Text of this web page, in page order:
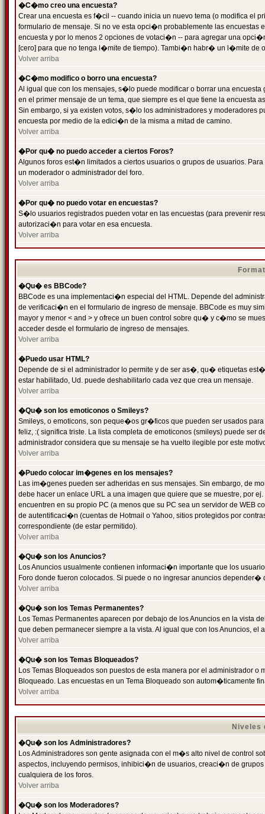
�C�mo creo una encuesta?
Crear una encuesta es f�cil -- cuando inicia un nuevo tema (o modifica el
formulario de mensaje. Si no ve esta opci�n probablemente las
encuesta y por lo menos 2 opciones de votaci�n -- para agregar una
[cero] para que no tenga l�mite de tiempo). Tambi�n habr� un l�mite de
Volver arriba
�C�mo modifico o borro una encuesta?
Al igual que con los mensajes, s�lo puede modificar o borrar una
en el primer mensaje de un tema, que siempre es el que tiene la encuesta
Sin embargo, si ya existen votos, s�lo los administradores y moderadores
encuesta por medio de la edici�n de la misma a mitad de camino.
Volver arriba
�Por qu� no puedo acceder a ciertos Foros?
Algunos foros est�n limitados a ciertos usuarios o grupos de usuarios.
un moderador o administrador del foro.
Volver arriba
�Por qu� no puedo votar en encuestas?
S�lo usuarios registrados pueden votar en las encuestas (para prevenir
autorizaci�n para votar en esa encuesta.
Volver arriba
�Qu� es BBCode?
BBCode es una implementaci�n especial del HTML. Depende del
de verificaci�n en el formulario de ingreso de mensaje. BBCode es muy
mayor y menor < and > y ofrece un buen control sobre qu� y c�mo se
acceder desde el formulario de ingreso de mensajes.
Volver arriba
�Puedo usar HTML?
Depende de si el administrador lo permite y de ser as�, qu� etiquetas
estar habilitado, Ud. puede deshabilitarlo cada vez que crea un mensaje.
Volver arriba
�Qu� son los emoticonos o Smileys?
Smileys, o emoticons, son peque�os gr�ficos que pueden ser usados
feliz, :( significa triste. La lista completa de emoticonos (smileys) puede
administrador considera que su mensaje se ha vuelto ilegible por este
Volver arriba
�Puedo colocar im�genes en los mensajes?
Las im�genes pueden ser adheridas en sus mensajes. Sin embargo, de
debe hacer un enlace URL a una imagen que quiere que se muestre, por
encuentren en su propio PC (a menos que su PC sea un servidor de
de autentificaci�n (cuentas de Hotmail o Yahoo, sitios protegidos por
correspondiente (de estar permitido).
Volver arriba
�Qu� son los Anuncios?
Los Anuncios usualmente contienen informaci�n importante que los
Foro donde fueron colocados. Si puede o no ingresar anuncios
Volver arriba
�Qu� son los Temas Permanentes?
Los Temas Permanentes aparecen por debajo de los Anuncios en la
que deben permanecer siempre a la vista. Al igual que con los Anuncios,
Volver arriba
�Qu� son los Temas Bloqueados?
Los Temas Bloqueados son puestos de esta manera por el administrador
Bloqueado. Las encuestas en un Tema Bloqueado son autom�ticamente
Volver arriba
Niveles
�Qu� son los Administradores?
Los Administradores son gente asignada con el m�s alto nivel de control
aspectos, incluyendo permisos, inhibici�n de usuarios, creaci�n de
cualquiera de los foros.
Volver arriba
�Qu� son los Moderadores?